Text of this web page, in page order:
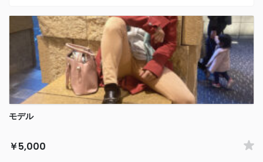
モデル
￥5,000